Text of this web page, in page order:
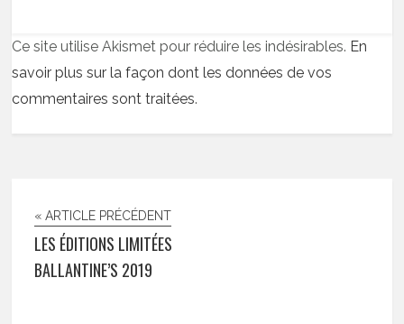
Ce site utilise Akismet pour réduire les indésirables. En
savoir plus sur la façon dont les données de vos
commentaires sont traitées.
« ARTICLE PRÉCÉDENT
LES ÉDITIONS LIMITÉES
BALLANTINE’S 2019